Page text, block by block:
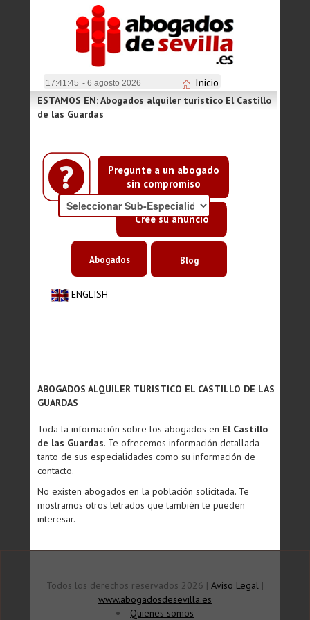
17:41:45 - 6 agosto 2026 Inicio
Pregunte a un abogado
sin compromiso
Cree su anuncio
ESTAMOS EN: Abogados alquiler turistico El Castillo
de las Guardas
ENGLISH
Abogados Blog
ABOGADOS ALQUILER TURISTICO EL CASTILLO DE LAS
GUARDAS
Toda la información sobre los abogados en El Castillo
de las Guardas. Te ofrecemos información detallada
tanto de sus especialidades como su información de
contacto.
No existen abogados en la población solicitada. Te
mostramos otros letrados que también te pueden
interesar.
Todos los derechos reservados 2026 | Aviso Legal |
www.abogadosdesevilla.es
Quienes somos